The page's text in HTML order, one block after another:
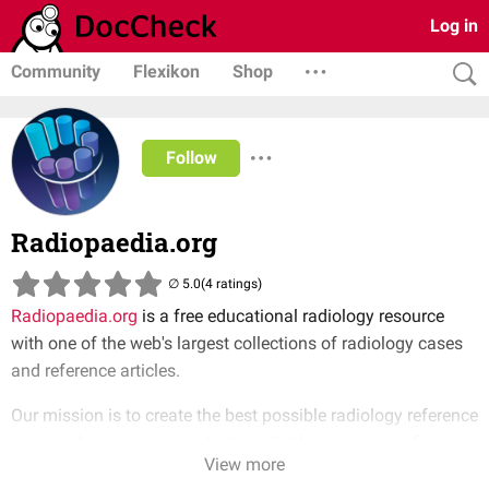
Log in
Community Flexikon Shop
Follow
Radiopaedia.org
(4 ratings)
Radiopaedia.org is a free educational radiology resource
with one of the web's largest collections of radiology cases
and reference articles.
Our mission is to create the best possible radiology reference
View more